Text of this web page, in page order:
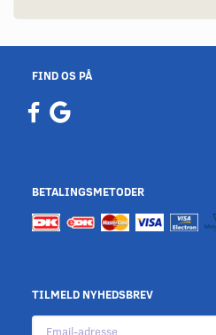
FIND OS PÅ
BETALINGSMETODER
TILMELD NYHEDSBREV
Email-